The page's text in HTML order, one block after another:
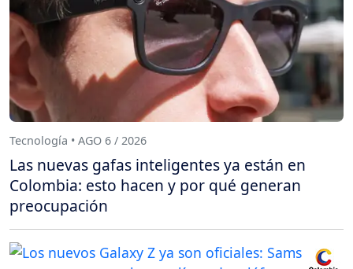
Tecnología • AGO 6 / 2026
Las nuevas gafas inteligentes ya están en
Colombia: esto hacen y por qué generan
preocupación